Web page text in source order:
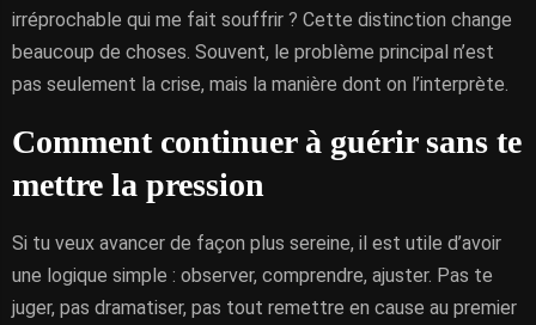
irréprochable qui me fait souffrir ? Cette distinction change
beaucoup de choses. Souvent, le problème principal n’est
pas seulement la crise, mais la manière dont on l’interprète.
Comment continuer à guérir sans te
mettre la pression
Si tu veux avancer de façon plus sereine, il est utile d’avoir
une logique simple : observer, comprendre, ajuster. Pas te
juger, pas dramatiser, pas tout remettre en cause au premier